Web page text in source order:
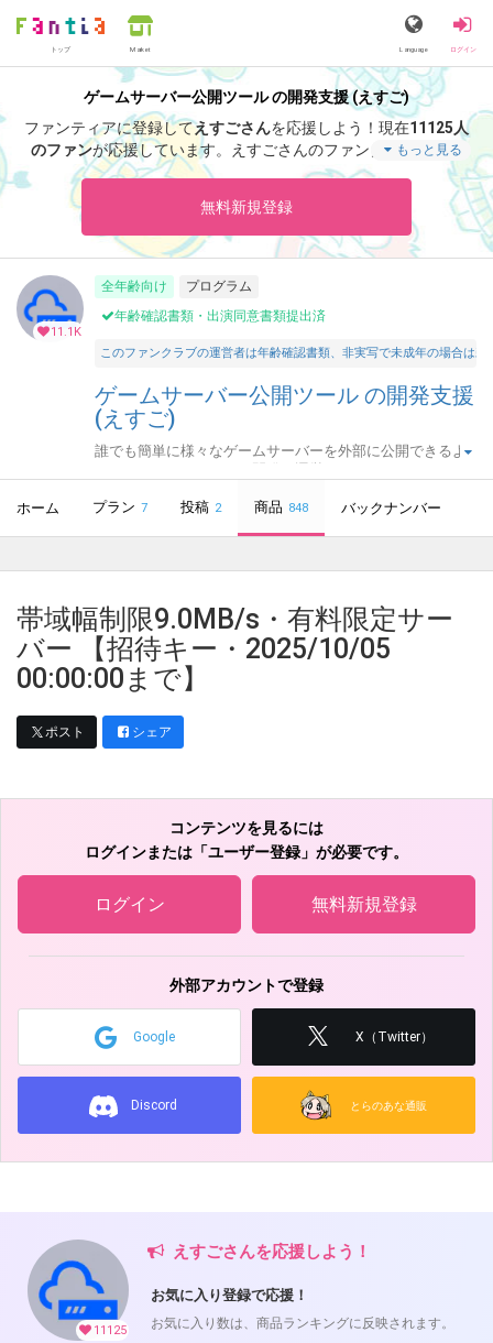
トップ Market Language ログイン
ゲームサーバー公開ツール の開発支援 (えすご)
ファンティアに登録してえすごさんを応援しよう！ 現在11125人
のファンが応援しています。 えすごさんのファンクラブ「えす
ご
」では、「サポート感謝！アドレス固定化「なし」・月額プラ
ンの招待キーです。
」などの特別なコンテンツをお楽しみいただ
けます。
もっと見る
無料新規登録
11.1K
全年齢向け
プログラム
年齢確認書類・出演同意書類提出済
このファンクラブの運営者は年齢確認書類、非実写で未成年の場合は
ゲームサーバー公開ツール の開発支援
(えすご)
誰でも簡単に様々なゲームサーバーを外部に公開できるよ
ホーム プラン 7 投稿 2 商品 848 バックナンバー
帯域幅制限9.0MB/s・有料限定サー
バー 【招待キー・2025/10/05
00:00:00まで】
ポスト シェア
コンテンツを見るには
ログインまたは「ユーザー登録」が必要です。
ログイン 無料新規登録
外部アカウントで登録
Google X（Twitter）
Discord とらのあな通販
11125
えすごさんを応援しよう！
お気に入り登録で応援！
お気に入り数は、商品ランキングに反映されます。